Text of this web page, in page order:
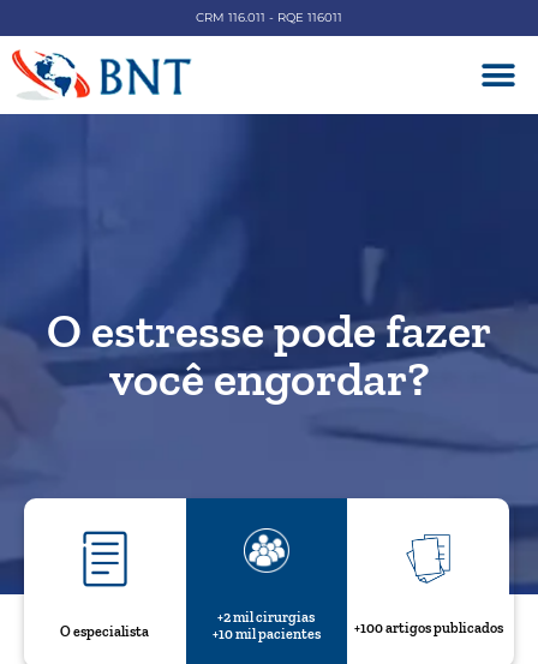
CRM 116.011 - RQE 116011
O estresse pode fazer
você engordar?
O especialista
+2 mil cirurgias
+10 mil pacientes
+100 artigos publicados